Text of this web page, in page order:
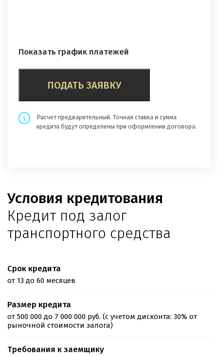
Показать график платежей
ПОДАТЬ ЗАЯВКУ
Расчет предварительный. Точная ставка и сумма
кредита будут определены при оформлении договора.
Условия кредитования
Кредит под залог
транспортного средства
Срок кредита
от 13 до 60 месяцев
Размер кредита
от 500 000 до 7 000 000 руб. (с учетом дисконта: 30% от
рыночной стоимости залога)
Требования к заемщику